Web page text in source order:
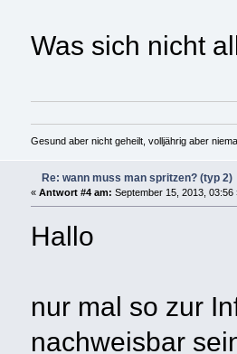
Was sich nicht
Gesund aber nicht geheilt, volljährig aber
Re: wann muss man spritzen? (typ 2)
« Antwort #4 am: September 15, 2013, 03:56
Hallo
nur mal so zur
nachweisbar